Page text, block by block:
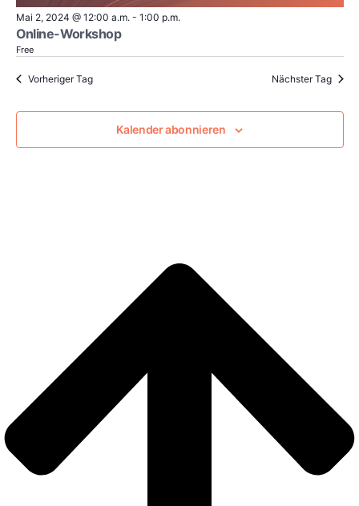
Mai 2, 2024 @ 12:00 a.m. - 1:00 p.m.
Online-Workshop
Free
Vorheriger Tag Nächster Tag
Kalender abonnieren